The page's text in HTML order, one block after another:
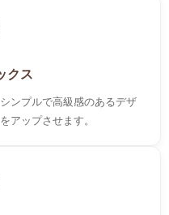
クス
ンプルで高級感のあるデザ
アップさせます。